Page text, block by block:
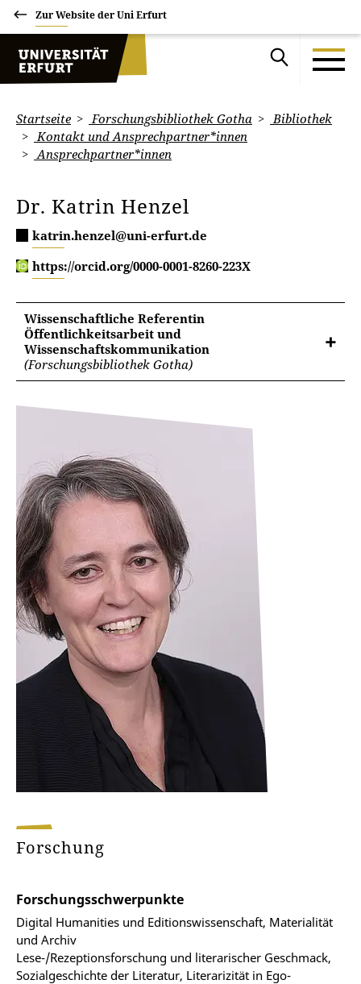
Zur Website der Uni Erfurt
Startseite Forschungsbibliothek Gotha
Bibliothek
Kontakt und Ansprechpartner*innen
Ansprechpartner*innen
Dr. Katrin Henzel
katrin.henzel@uni-erfurt.de
https://orcid.org/0000-0001-8260-223X
Wissenschaftliche Referentin
Öffentlichkeitsarbeit und
Wissenschaftskommunikation
(Forschungsbibliothek Gotha)
Forschung
Forschungsschwerpunkte
Digital Humanities und Editionswissenschaft, Materialität
und Archiv
Lese-/Rezeptionsforschung und literarischer Geschmack,
Sozialgeschichte der Literatur, Literarizität in Ego-